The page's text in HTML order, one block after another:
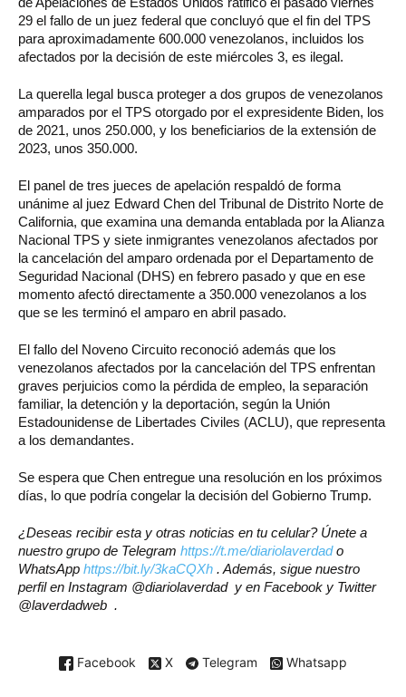
29 el fallo de un juez federal que concluyó que el fin del TPS
para aproximadamente 600.000 venezolanos, incluidos los
afectados por la decisión de este miércoles 3, es ilegal.
La querella legal busca proteger a dos grupos de venezolanos
amparados por el TPS otorgado por el expresidente Biden, los
de 2021, unos 250.000, y los beneficiarios de la extensión de
2023, unos 350.000.
El panel de tres jueces de apelación respaldó de forma
unánime al juez Edward Chen del Tribunal de Distrito Norte de
California, que examina una demanda entablada por la Alianza
Nacional TPS y siete inmigrantes venezolanos afectados por
la cancelación del amparo ordenada por el Departamento de
Seguridad Nacional (DHS) en febrero pasado y que en ese
momento afectó directamente a 350.000 venezolanos a los
que se les terminó el amparo en abril pasado.
El fallo del Noveno Circuito reconoció además que los
venezolanos afectados por la cancelación del TPS enfrentan
graves perjuicios como la pérdida de empleo, la separación
familiar, la detención y la deportación, según la Unión
Estadounidense de Libertades Civiles (ACLU), que representa
a los demandantes.
Se espera que Chen entregue una resolución en los próximos
días, lo que podría congelar la decisión del Gobierno Trump.
¿Deseas recibir esta y otras noticias en tu celular? Únete a
nuestro grupo de Telegram https://t.me/diariolaverdado
WhatsApp https://bit.ly/3kaCQXh . Además, sigue nuestro
perfil en Instagram @diariolaverdad y en Facebook y Twitter
@laverdadweb .
Facebook X Telegram Whatsapp